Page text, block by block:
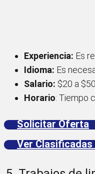
Experiencia: Es
Idioma: Es
Salario: $20 a
Horario: Tiempo
Solicitar Oferta
Ver Clasificadas